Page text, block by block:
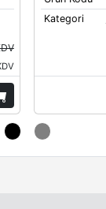
Kategori